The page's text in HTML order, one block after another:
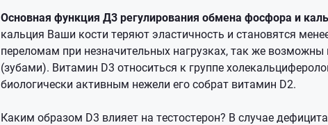
Основная функция Д3 регулирования обмена фосфора и
кальция Ваши кости теряют эластичность и становятся
переломам при незначительных нагрузках, так же
(зубами). Витамин D3 относиться к группе
биологически активным нежели его собрат витамин D2.
Каким образом D3 влияет на тестостерон? В случае